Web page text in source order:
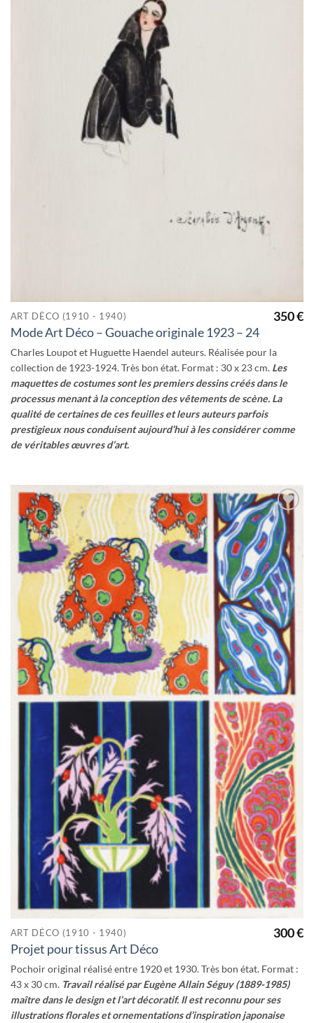
ART DÉCO (1910 - 1940)
Mode Art Déco – Gouache originale 1923 – 24
350€
Charles Loupot et Huguette Haendel auteurs. Réalisée pour la
collection de 1923-1924. Très bon état. Format : 30 x 23 cm. Les
maquettes de costumes sont les premiers dessins créés dans le
processus menant à la conception des vêtements de scène. La
qualité de certaines de ces feuilles et leurs auteurs parfois
prestigieux nous conduisent aujourd’hui à les considérer comme
de véritables œuvres d’art.
Ajouter
à la
wishlist
ART DÉCO (1910 - 1940)
Projet pour tissus Art Déco
300€
Pochoir original réalisé entre 1920 et 1930. Très bon état. Format :
43 x 30 cm. Travail réalisé par Eugène Allain Séguy (1889-1985)
maître dans le design et l’art décoratif. Il est reconnu pour ses
illustrations florales et ornementations d’inspiration japonaise